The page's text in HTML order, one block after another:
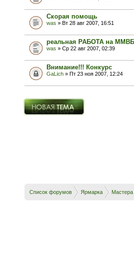
Скорая помощь
was » Вт 28 авг 2007, 16:51
реальная РАБОТА на ММВБ
was » Ср 22 авг 2007, 02:39
Внимание!!! Конкурс
GaLich » Пт 23 ноя 2007, 12:24
Новая тема
Список форумов Ярмарка